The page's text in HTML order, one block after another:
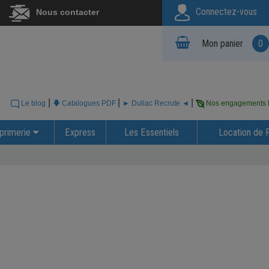
Nous contacter Connectez-vous
Mon panier 0
Le blog 🡇 Catalogues PDF ► Dullac Recrute ◄ Nos engagements
Express Les Essentiels Location de